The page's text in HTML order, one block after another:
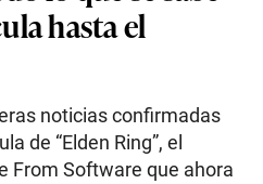
hasta el
noticias confirmadas
de “Elden Ring”, el
From Software que ahora